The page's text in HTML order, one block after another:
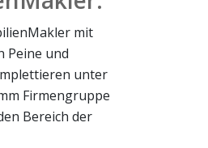
mit
Peine und
unter
Firmengruppe
Bereich der